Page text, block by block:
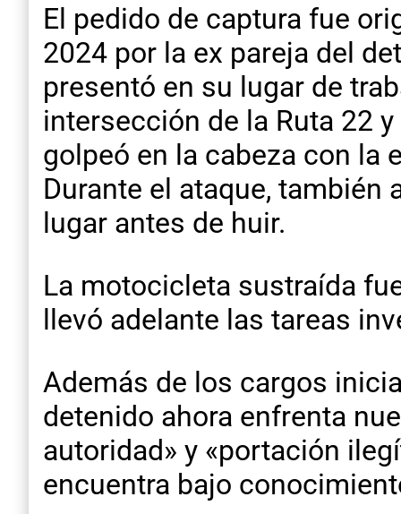
El pedido de captura fue
2024 por la ex pareja del
presentó en su lugar de
intersección de la Ruta 22
golpeó en la cabeza con la
Durante el ataque, también
lugar antes de huir.
La motocicleta sustraída
llevó adelante las tareas
Además de los cargos
detenido ahora enfrenta
autoridad» y «portación
encuentra bajo